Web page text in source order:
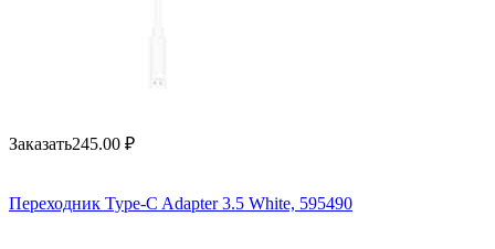
Заказать245.00 ₽
Переходник Type-C Adapter 3.5 White, 595490